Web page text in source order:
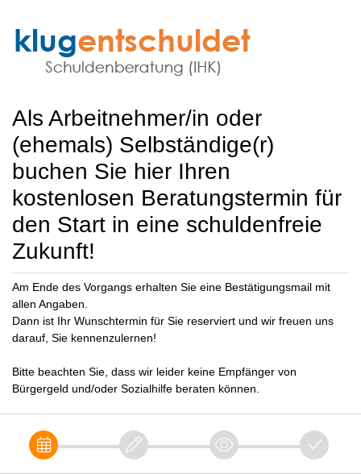
Als Arbeitnehmer/in oder
(ehemals) Selbständige(r)
buchen Sie hier Ihren
kostenlosen Beratungstermin für
den Start in eine schuldenfreie
Zukunft!
Am Ende des Vorgangs erhalten Sie eine Bestätigungsmail mit
allen Angaben.
Dann ist Ihr Wunschtermin für Sie reserviert und wir freuen uns
darauf, Sie kennenzulernen!
Bitte beachten Sie, dass wir leider keine Empfänger von
Bürgergeld und/oder Sozialhilfe beraten können.